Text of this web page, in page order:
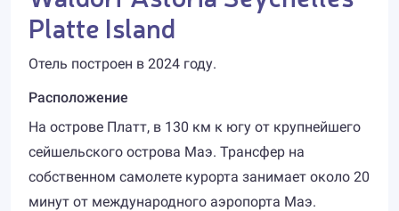
Platte Island
Отель построен в 2024 году.
Расположение
На острове Платт, в 130 км к югу от крупнейшего
сейшельского острова Маэ. Трансфер на
собственном самолете курорта занимает около 20
минут от международного аэропорта Маэ.